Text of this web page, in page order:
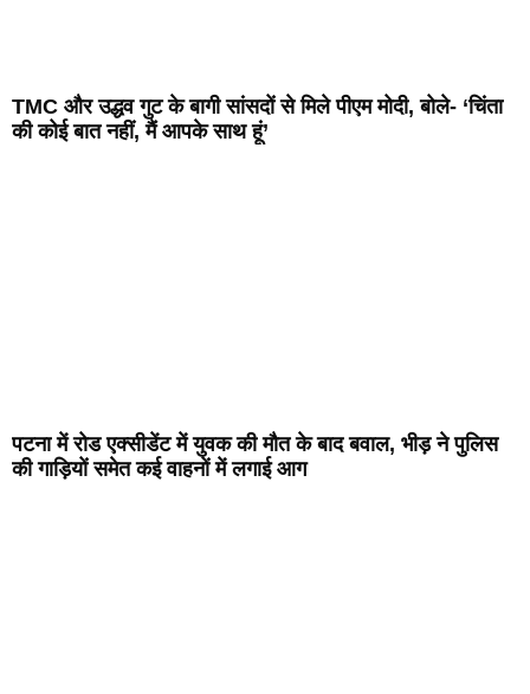
TMC और उद्धव गुट के बागी सांसदों से मिले पीएम मोदी, बोले- ‘चिंता
की कोई बात नहीं, मैं आपके साथ हूं’
पटना में रोड एक्सीडेंट में युवक की मौत के बाद बवाल, भीड़ ने पुलिस
की गाड़ियों समेत कई वाहनों में लगाई आग